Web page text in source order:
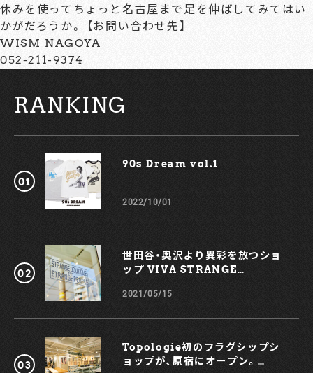
休みを使ってちょっと名古屋まで足を伸ばしてみてはい
かがだろうか。 【お問い合わせ先】
WISM NAGOYA
052-211-9374
RANKING
90s Dream vol.1￼
2022/10/01
世田谷・奥沢より異彩を放つショ
ップ VIVA STRANGE
2021/05/15
Topologie初のフラグシップシ
ョップが、原宿にオープン。